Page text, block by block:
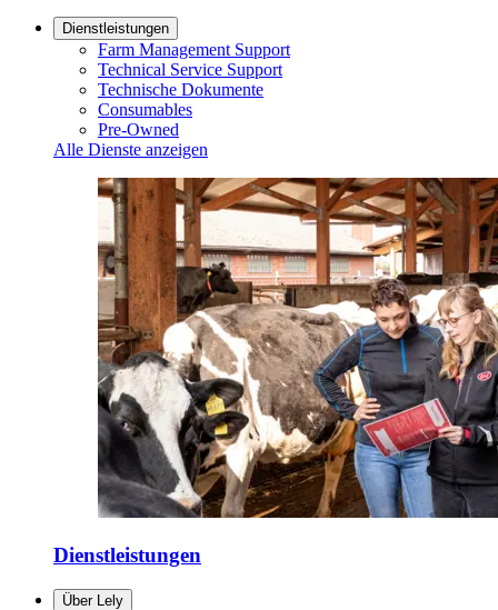
Dienstleistungen
Farm Management Support
Technical Service Support
Technische Dokumente
Consumables
Pre-Owned
Alle Dienste anzeigen
Dienstleistungen
Über Lely